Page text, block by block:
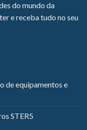
do mundo da
e receba tudo no seu
de equipamentos e
STER5